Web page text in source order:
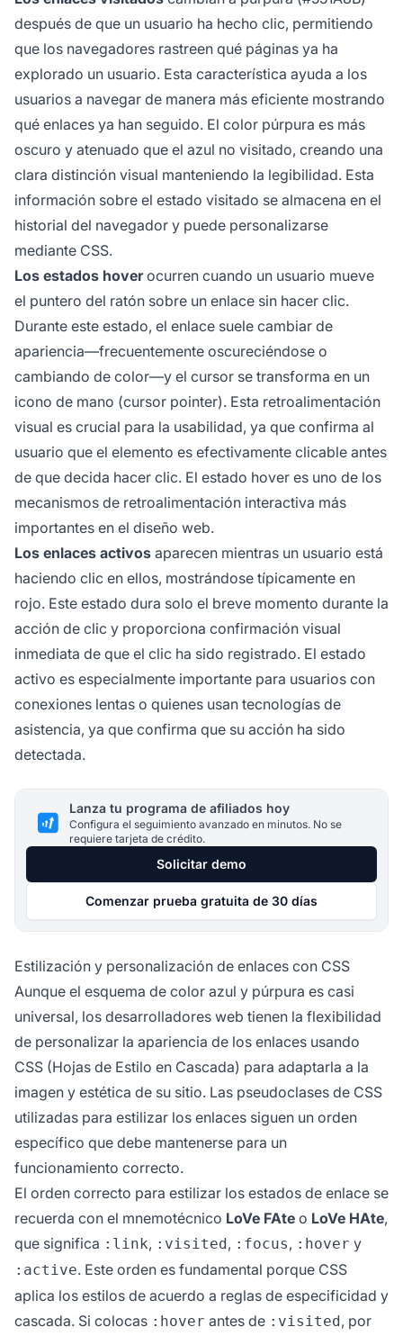
después de que un usuario ha hecho clic, permitiendo
que los navegadores rastreen qué páginas ya ha
explorado un usuario. Esta característica ayuda a los
usuarios a navegar de manera más eficiente mostrando
qué enlaces ya han seguido. El color púrpura es más
oscuro y atenuado que el azul no visitado, creando una
clara distinción visual manteniendo la legibilidad. Esta
información sobre el estado visitado se almacena en el
historial del navegador y puede personalizarse
mediante CSS.
Los estados hoverocurren cuando un usuario mueve
el puntero del ratón sobre un enlace sin hacer clic.
Durante este estado, el enlace suele cambiar de
apariencia—frecuentemente oscureciéndose o
cambiando de color—y el cursor se transforma en un
icono de mano (cursor pointer). Esta retroalimentación
visual es crucial para la usabilidad, ya que confirma al
usuario que el elemento es efectivamente clicable antes
de que decida hacer clic. El estado hover es uno de los
mecanismos de retroalimentación interactiva más
importantes en el diseño web.
Los enlaces activos aparecen mientras un usuario está
haciendo clic en ellos, mostrándose típicamente en
rojo. Este estado dura solo el breve momento durante la
acción de clic y proporciona confirmación visual
inmediata de que el clic ha sido registrado. El estado
activo es especialmente importante para usuarios con
conexiones lentas o quienes usan tecnologías de
asistencia, ya que confirma que su acción ha sido
detectada.
Lanza tu programa de afiliados hoy
Configura el seguimiento avanzado en minutos. No se
requiere tarjeta de crédito.
Solicitar demo
Comenzar prueba gratuita de 30 días
Estilización y personalización de enlaces con CSS
Aunque el esquema de color azul y púrpura es casi
universal, los desarrolladores web tienen la flexibilidad
de personalizar la apariencia de los enlaces usando
CSS (Hojas de Estilo en Cascada) para adaptarla a la
imagen y estética de su sitio. Las pseudoclases de CSS
utilizadas para estilizar los enlaces siguen un orden
específico que debe mantenerse para un
funcionamiento correcto.
El orden correcto para estilizar los estados de enlace se
recuerda con el mnemotécnico LoVe FAte o LoVe HAte,
que significa :link, :visited, :focus, :hover y
:active. Este orden es fundamental porque CSS
aplica los estilos de acuerdo a reglas de especificidad y
cascada. Si colocas :hover antes de :visited, por